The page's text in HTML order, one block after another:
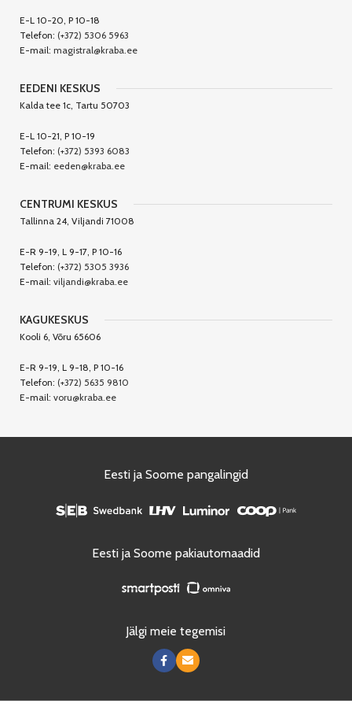
E-L 10-20, P 10-18
Telefon: (+372) 5306 5963
E-mail: magistral@kraba.ee
EEDENI KESKUS
Kalda tee 1c, Tartu 50703
E-L 10-21, P 10-19
Telefon: (+372) 5393 6083
E-mail: eeden@kraba.ee
CENTRUMI KESKUS
Tallinna 24, Viljandi 71008
E-R 9-19, L 9-17, P 10-16
Telefon: (+372) 5305 3936
E-mail: viljandi@kraba.ee
KAGUKESKUS
Kooli 6, Võru 65606
E-R 9-19, L 9-18, P 10-16
Telefon: (+372) 5635 9810
E-mail: voru@kraba.ee
Eesti ja Soome pangalingid
Eesti ja Soome pakiautomaadid
Jälgi meie tegemisi